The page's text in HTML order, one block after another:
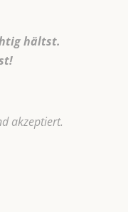
hältst.
akzeptiert.